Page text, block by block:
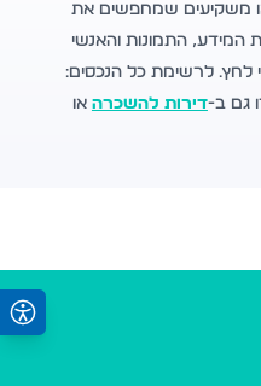
משקיעים שמחפשים את
התמונות והאנשי
לחץ. לרשימת כל הנכסים:
גם ב-דירות להשכרה או